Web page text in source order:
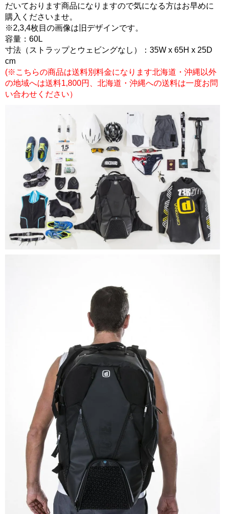
だいております商品になりますので気になる方はお早めに
購入くださいませ。
※2,3,4枚目の画像は旧デザインです。
容量：60L
寸法（ストラップとウェビングなし）：35W x 65H x 25D
cm
(※こちらの商品は送料別料金になります北海道・沖縄以外
の地域へは送料1,800円、北海道・沖縄への送料は一度お問
い合わせください）